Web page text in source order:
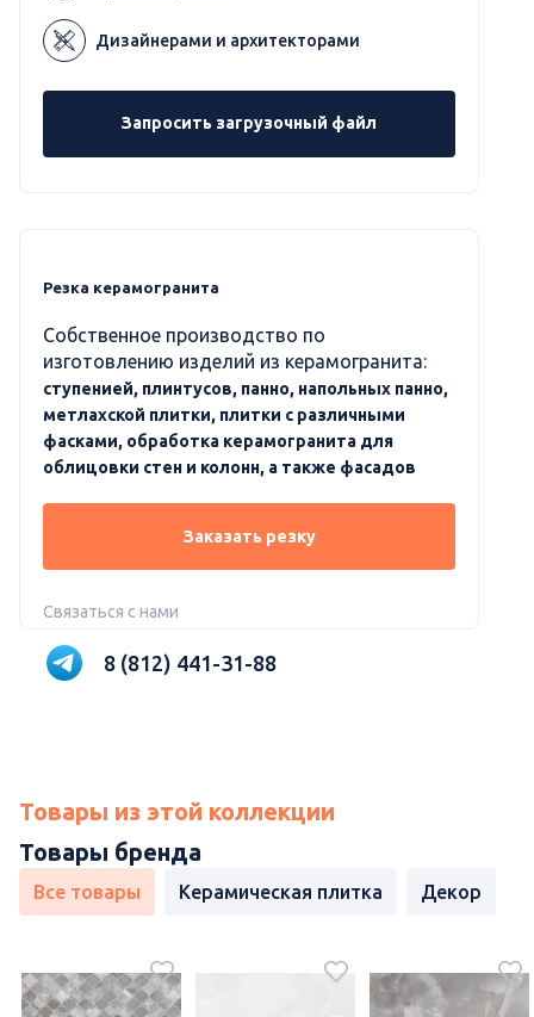
Дизайнерами и архитекторами
Запросить загрузочный файл
Резка керамогранита
Собственное производство по
изготовлению изделий из керамогранита:
ступенией, плинтусов, панно, напольных панно,
метлахской плитки, плитки с различными
фасками, обработка керамогранита для
облицовки стен и колонн, а также фасадов
Заказать резку
Связаться с нами
8 (812) 441-31-88
Товары из этой коллекции
Товары бренда
Все товары Керамическая плитка Декор